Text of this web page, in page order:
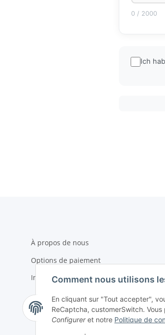
Comment nous utilisons
En cliquant sur "Tout accepter",
ReCaptcha, customerSwitch.
Configureret notre Politique de
0 / 2000
Ich
À propos de nous
Options de paiement
Informations sur la livraison